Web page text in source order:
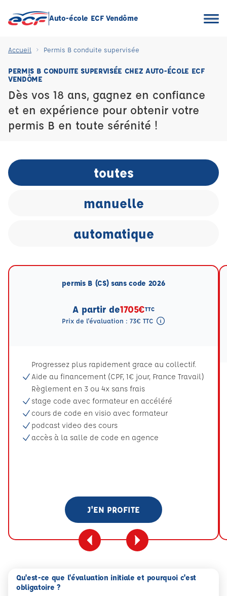
Auto-école ECF Vendôme
Accueil Permis B conduite supervisée
PERMIS B CONDUITE SUPERVISÉE CHEZ AUTO-ÉCOLE ECF
VENDÔME
Dès vos 18 ans, gagnez en confiance
et en expérience pour obtenir votre
permis B en toute sérénité !
toutes
manuelle
automatique
permis B (CS) sans code 2026
A partir de1705€TTC
Prix de l'évaluation : 73€ TTC
Progressez plus rapidement grace au collectif.
Aide au financement (CPF, 1€ jour, France Travail)
Règlement en 3 ou 4x sans frais
stage code avec formateur en accéléré
cours de code en visio avec formateur
podcast video des cours
accès à la salle de code en agence
J'EN PROFITE
Qu'est-ce que l'évaluation initiale et pourquoi c'est
obligatoire ?